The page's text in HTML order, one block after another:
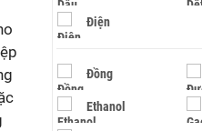
Điện
Đồng
Ethanol